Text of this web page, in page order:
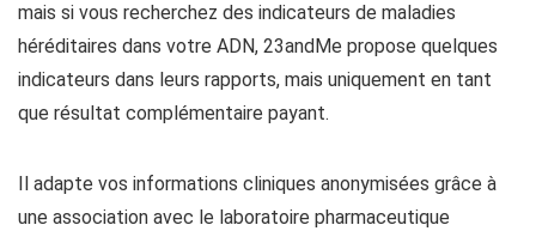
mais si vous recherchez des indicateurs de maladies
héréditaires dans votre ADN, 23andMe propose quelques
indicateurs dans leurs rapports, mais uniquement en tant
que résultat complémentaire payant.
Il adapte vos informations cliniques anonymisées grâce à
une association avec le laboratoire pharmaceutique